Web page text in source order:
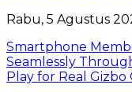
Rabu, 5 Agustus
Smartphone
Seamlessly
Play for Real Gizbo